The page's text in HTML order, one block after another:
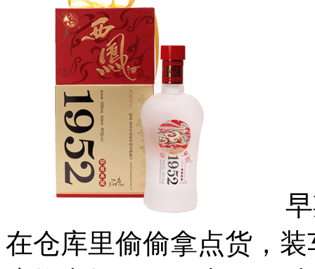
早期
在仓库里偷偷拿点货，